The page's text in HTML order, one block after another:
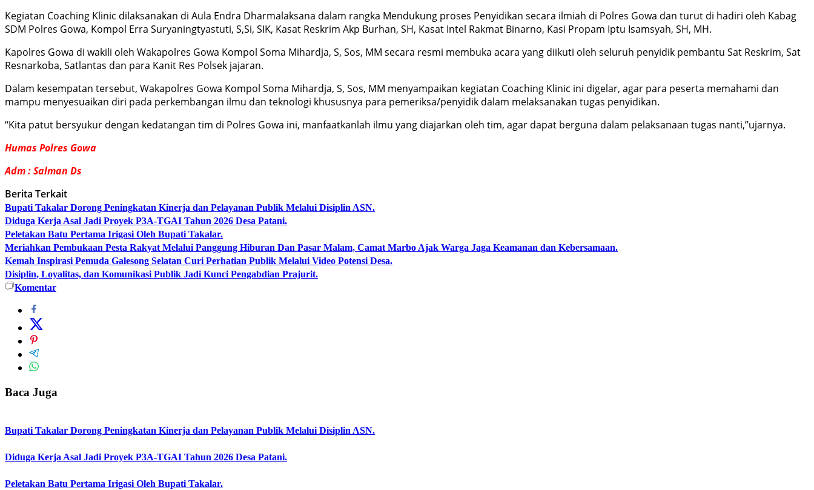
Kegiatan Coaching Klinic dilaksanakan di Aula Endra Dharmalaksana dalam rangka Mendukung proses Penyidikan secara ilmiah di Polres Gowa dan turut di hadiri oleh Kabag
SDM Polres Gowa, Kompol Erra Suryaningtyastuti, S,Si, SIK, Kasat Reskrim Akp Burhan, SH, Kasat Intel Rakmat Binarno, Kasi Propam Iptu Isamsyah, SH, MH.
Kapolres Gowa di wakili oleh Wakapolres Gowa Kompol Soma Mihardja, S, Sos, MM secara resmi membuka acara yang diikuti oleh seluruh penyidik pembantu Sat Reskrim, Sat
Resnarkoba, Satlantas dan para Kanit Res Polsek jajaran.
Dalam kesempatan tersebut, Wakapolres Gowa Kompol Soma Mihardja, S, Sos, MM menyampaikan kegiatan Coaching Klinic ini digelar, agar para peserta memahami dan
mampu menyesuaikan diri pada perkembangan ilmu dan teknologi khususnya para pemeriksa/penyidik dalam melaksanakan tugas penyidikan.
“Kita patut bersyukur dengan kedatangan tim di Polres Gowa ini, manfaatkanlah ilmu yang diajarkan oleh tim, agar dapat berguna dalam pelaksanaan tugas nanti,”ujarnya.
Humas Polres Gowa
Adm : Salman Ds
Berita Terkait
Bupati Takalar Dorong Peningkatan Kinerja dan Pelayanan Publik Melalui Disiplin ASN.
Diduga Kerja Asal Jadi Proyek P3A-TGAI Tahun 2026 Desa Patani.
Peletakan Batu Pertama Irigasi Oleh Bupati Takalar.
Meriahkan Pembukaan Pesta Rakyat Melalui Panggung Hiburan Dan Pasar Malam, Camat Marbo Ajak Warga Jaga Keamanan dan Kebersamaan.
Kemah Inspirasi Pemuda Galesong Selatan Curi Perhatian Publik Melalui Video Potensi Desa.
Disiplin, Loyalitas, dan Komunikasi Publik Jadi Kunci Pengabdian Prajurit.
Komentar
Baca Juga
Bupati Takalar Dorong Peningkatan Kinerja dan Pelayanan Publik Melalui Disiplin ASN.
Diduga Kerja Asal Jadi Proyek P3A-TGAI Tahun 2026 Desa Patani.
Peletakan Batu Pertama Irigasi Oleh Bupati Takalar.